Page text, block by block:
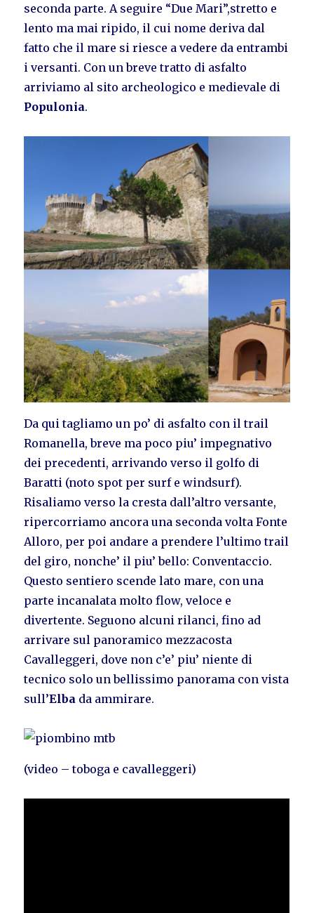
seconda parte. A seguire “Due Mari”,stretto e
lento ma mai ripido, il cui nome deriva dal
fatto che il mare si riesce a vedere da entrambi
i versanti. Con un breve tratto di asfalto
arriviamo al sito archeologico e medievale di
Populonia.
Da qui tagliamo un po’ di asfalto con il trail
Romanella, breve ma poco piu’ impegnativo
dei precedenti, arrivando verso il golfo di
Baratti (noto spot per surf e windsurf).
Risaliamo verso la cresta dall’altro versante,
ripercorriamo ancora una seconda volta Fonte
Alloro, per poi andare a prendere l’ultimo trail
del giro, nonche’ il piu’ bello: Conventaccio.
Questo sentiero scende lato mare, con una
parte incanalata molto flow, veloce e
divertente. Seguono alcuni rilanci, fino ad
arrivare sul panoramico mezzacosta
Cavalleggeri, dove non c’e’ piu’ niente di
tecnico solo un bellissimo panorama con vista
sull’Elba da ammirare.
(video – toboga e cavalleggeri)